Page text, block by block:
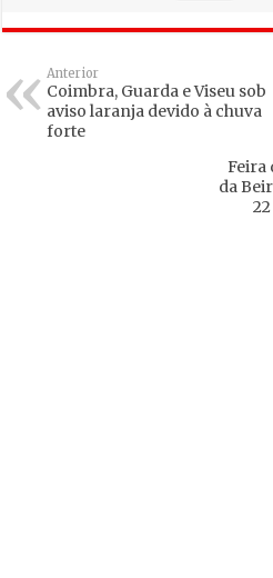
Anterior
Coimbra, Guarda e Viseu sob
aviso laranja devido à chuva
forte
Feira
da